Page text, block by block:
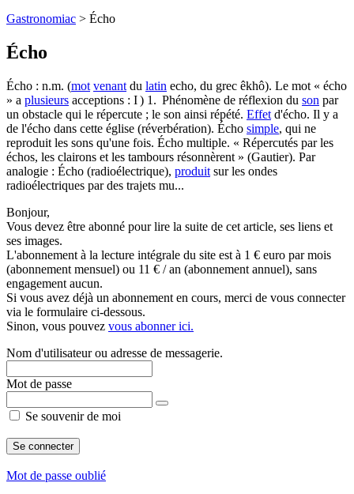
Gastronomiac > Écho
Écho
Écho : n.m. (mot venant du latin echo, du grec êkhô). Le mot « écho
» a plusieurs acceptions : I ) 1. Phénomène de réflexion du son par
un obstacle qui le répercute ; le son ainsi répété. Effet d'écho. Il y a
de l'écho dans cette église (réverbération). Écho simple, qui ne
reproduit les sons qu'une fois. Écho multiple. « Répercutés par les
échos, les clairons et les tambours résonnèrent » (Gautier). Par
analogie : Écho (radioélectrique), produit sur les ondes
radioélectriques par des trajets mu...
Bonjour,
Vous devez être abonné pour lire la suite de cet article, ses liens et
ses images.
L'abonnement à la lecture intégrale du site est à 1 € euro par mois
(abonnement mensuel) ou 11 € / an (abonnement annuel), sans
engagement aucun.
Si vous avez déjà un abonnement en cours, merci de vous connecter
via le formulaire ci-dessous.
Sinon, vous pouvez vous abonner ici.
Nom d'utilisateur ou adresse de messagerie.
Mot de passe
Se souvenir de moi
Mot de passe oublié